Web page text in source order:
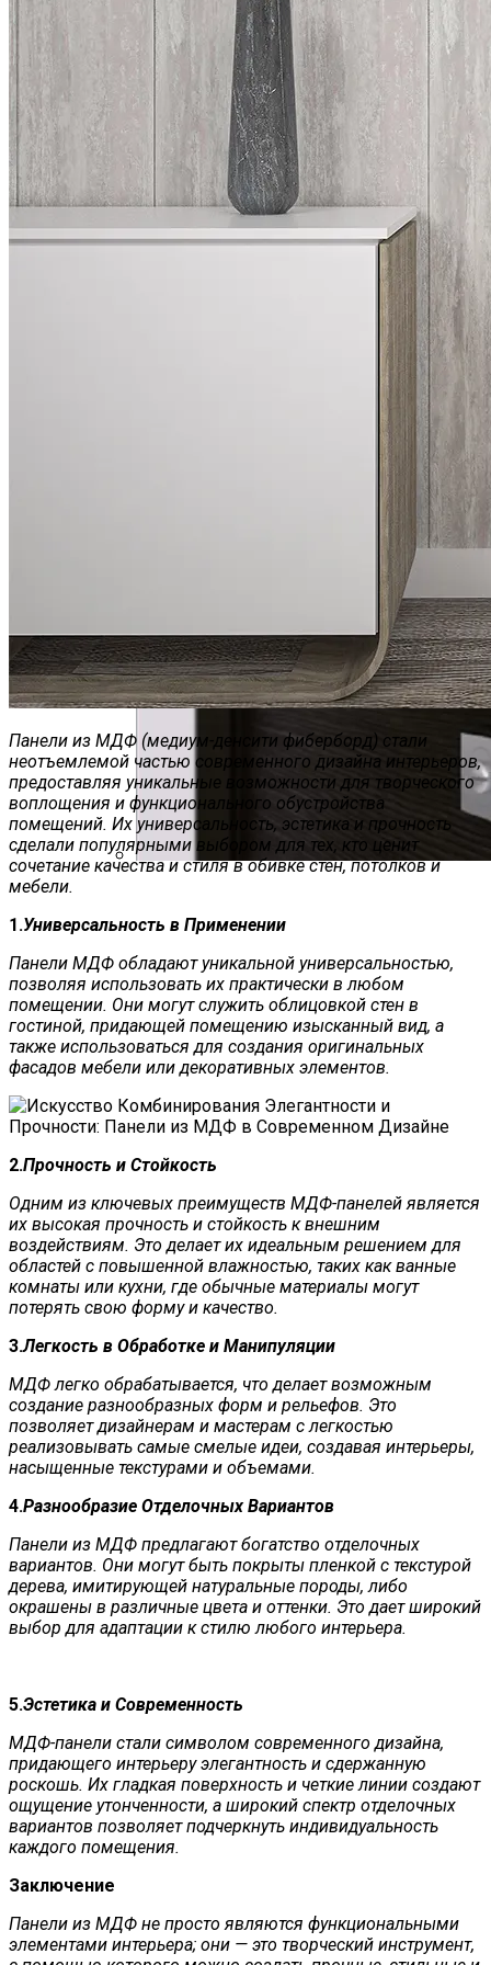
Стальные Двери Ламинат Из Каталога
Или Под Заказ От RusstallDoor
Рольставни: Изготовление И Монтаж
Розницу Со Склада
Панели из МДФ (медиум-денсити фиберборд) стали
неотъемлемой частью современного дизайна интерьеров,
предоставляя уникальные возможности для творческого
воплощения и функционального обустройства
помещений. Их универсальность, эстетика и прочность
сделали популярными выбором для тех, кто ценит
сочетание качества и стиля в обивке стен, потолков и
мебели.
1.Универсальность в Применении
Панели МДФ обладают уникальной универсальностью,
позволяя использовать их практически в любом
помещении. Они могут служить облицовкой стен в
гостиной, придающей помещению изысканный вид, а
также использоваться для создания оригинальных
фасадов мебели или декоративных элементов.
2.Прочность и Стойкость
Одним из ключевых преимуществ МДФ-панелей является
их высокая прочность и стойкость к внешним
воздействиям. Это делает их идеальным решением для
областей с повышенной влажностью, таких как ванные
комнаты или кухни, где обычные материалы могут
потерять свою форму и качество.
3.Легкость в Обработке и Манипуляции
МДФ легко обрабатывается, что делает возможным
создание разнообразных форм и рельефов. Это
позволяет дизайнерам и мастерам с легкостью
реализовывать самые смелые идеи, создавая интерьеры,
насыщенные текстурами и объемами.
4.Разнообразие Отделочных Вариантов
Панели из МДФ предлагают богатство отделочных
вариантов. Они могут быть покрыты пленкой с текстурой
дерева, имитирующей натуральные породы, либо
окрашены в различные цвета и оттенки. Это дает широкий
выбор для адаптации к стилю любого интерьера.
5.Эстетика и Современность
МДФ-панели стали символом современного дизайна,
придающего интерьеру элегантность и сдержанную
роскошь. Их гладкая поверхность и четкие линии создают
ощущение утонченности, а широкий спектр отделочных
вариантов позволяет подчеркнуть индивидуальность
каждого помещения.
Заключение
Панели из МДФ не просто являются функциональными
элементами интерьера; они — это творческий инструмент,